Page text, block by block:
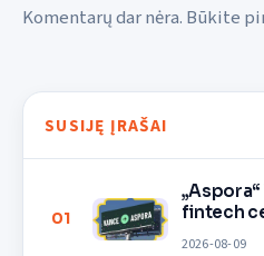
Komentarų dar nėra. Būkite
SUSIJĘ ĮRAŠAI
01
fintech
2026-08-09